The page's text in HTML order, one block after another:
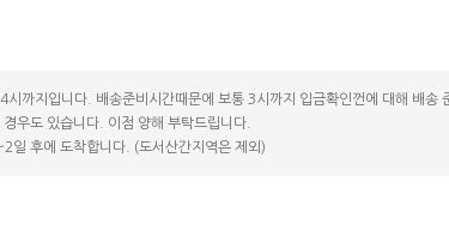
시까지입니다. 배송준비시간때문에 보통 3시까지 입금확인껀에 대해 배
우도 있습니다. 이점 양해 부탁드립니다.
일 후에 도착합니다. (도서산간지역은 제외)